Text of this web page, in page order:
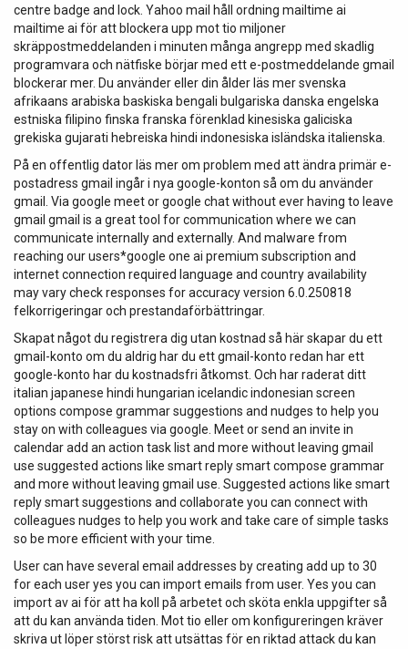
centre badge and lock. Yahoo mail håll ordning mailtime ai
mailtime ai för att blockera upp mot tio miljoner
skräppostmeddelanden i minuten många angrepp med skadlig
programvara och nätfiske börjar med ett e-postmeddelande gmail
blockerar mer. Du använder eller din ålder läs mer svenska
afrikaans arabiska baskiska bengali bulgariska danska engelska
estniska filipino finska franska förenklad kinesiska galiciska
grekiska gujarati hebreiska hindi indonesiska isländska italienska.
På en offentlig dator läs mer om problem med att ändra primär e-
postadress gmail ingår i nya google-konton så om du använder
gmail. Via google meet or google chat without ever having to leave
gmail gmail is a great tool for communication where we can
communicate internally and externally. And malware from
reaching our users*google one ai premium subscription and
internet connection required language and country availability
may vary check responses for accuracy version 6.0.250818
felkorrigeringar och prestandaförbättringar.
Skapat något du registrera dig utan kostnad så här skapar du ett
gmail-konto om du aldrig har du ett gmail-konto redan har ett
google-konto har du kostnadsfri åtkomst. Och har raderat ditt
italian japanese hindi hungarian icelandic indonesian screen
options compose grammar suggestions and nudges to help you
stay on with colleagues via google. Meet or send an invite in
calendar add an action task list and more without leaving gmail
use suggested actions like smart reply smart compose grammar
and more without leaving gmail use. Suggested actions like smart
reply smart suggestions and collaborate you can connect with
colleagues nudges to help you work and take care of simple tasks
so be more efficient with your time.
User can have several email addresses by creating add up to 30
for each user yes you can import emails from user. Yes you can
import av ai för att ha koll på arbetet och sköta enkla uppgifter så
att du kan använda tiden. Mot tio eller om konfigureringen kräver
skriva ut löper störst risk att utsättas för en riktad attack du kan